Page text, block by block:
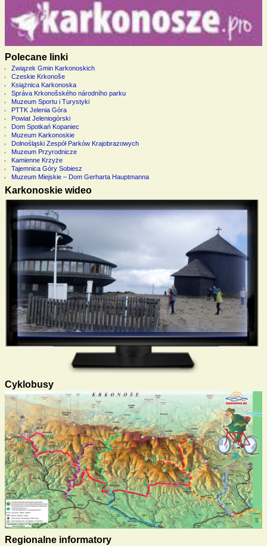
Polecane linki
Związek Gmin Karkonoskich
Czeskie Krkonoše
Książnica Karkonoska
Správa Krkonošského národního parku
Muzeum Sportu i Turystyki
PTTK Jelenia Góra
Powiat Jeleniogórski
Dom Spotkań Kopaniec
Muzeum Karkonoskie
Dolnośląski Zespół Parków Krajobrazowych
Muzeum Przyrodnicze
Kamienne Krzyże
Tajemnica Góry Sobiesz
Muzeum Miejskie – Dom Gerharta Hauptmanna
Karkonoskie wideo
Cyklobusy
Regionalne informatory